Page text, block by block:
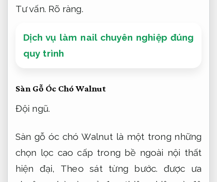
Tư vấn. Rõ ràng.
Dịch vụ làm nail chuyên nghiệp đúng
quy trình
Sàn Gỗ Óc Chó Walnut
Đội ngũ.
Sàn gỗ óc chó Walnut là một trong những
chọn lọc cao cấp trong bề ngoài nội thất
hiện đại, Theo sát từng bước. được ưa